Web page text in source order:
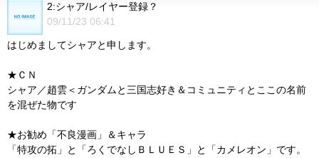
2:シャア/レイヤー登録？
09/11/23 06:41
はじめましてシャアと申します。
★ＣＮ
シャア／趙雲＜ガンダムと三国志好き＆コミュニティとここの名前
を混ぜた物です
★お勧め「不良漫画」＆キャラ
「特攻の拓」と「ろくでなしＢＬＵＥＳ」と「カメレオン」です。